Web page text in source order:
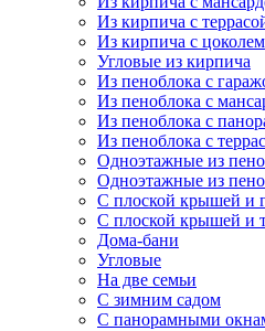
Из кирпича с
Из кирпича с цоколем
Угловые из кирпича
Из пеноблока с
Из пеноблока с
Из пеноблока с
Из пеноблока с
Одноэтажные из
Одноэтажные из
С плоской крышей и
С плоской крышей и
Дома-бани
Угловые
На две семьи
С зимним садом
С панорамными